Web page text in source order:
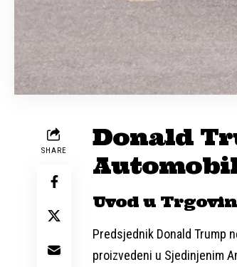
SHARE
Donald
Uvod u
Predsjednik Donald Trump
proizvedeni u Sjedinjenim